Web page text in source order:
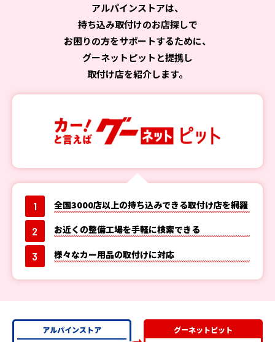
アルパインストアは、
持ち込み取付けのお店探しで
お困りの方をサポートするために、
グーネットピットと提携し
取付け店を紹介します。
1 全国3000店以上の持ち込みできる取付け店を網羅
2 お近くの整備工場を手軽に検索できる
3 様々なカー用品の取付けに対応
アルパインストア グーネットピット